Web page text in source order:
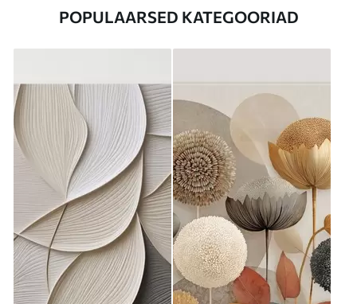
POPULAARSED KATEGOORIAD